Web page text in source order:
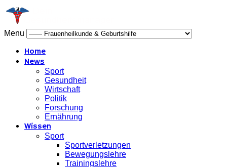
Menu
Home
News
Sport
Gesundheit
Wirtschaft
Politik
Forschung
Ernährung
Wissen
Sport
Sportverletzungen
Bewegungslehre
Trainingslehre